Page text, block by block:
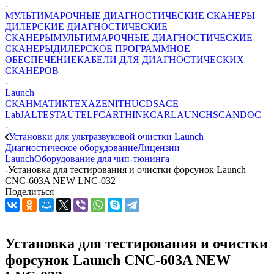
-
МУЛЬТИМАРОЧНЫЕ ДИАГНОСТИЧЕСКИЕ СКАНЕРЫ
ДИЛЕРСКИЕ ДИАГНОСТИЧЕСКИЕ
СКАНЕРЫМУЛЬТИМАРОЧНЫЕ ДИАГНОСТИЧЕСКИЕ
СКАНЕРЫДИЛЕРСКОЕ ПРОГРАММНОЕ
ОБЕСПЕЧЕНИЕКАБЕЛИ ДЛЯ ДИАГНОСТИЧЕСКИХ
СКАНЕРОВ
-
Launch
СКАНМАТИКTEXAZENITHUCDSACE
LabJALTESTAUTELFCARTHINKCARLAUNCHSCANDOC
-
Установки для ультразвуковой очистки Launch
Диагностическое оборудованиеЛицензии
LaunchОборудование для чип-тюнинга
-Установка для тестирования и очистки форсунок Launch
CNC-603A NEW LNC-032
Поделиться
Установка для тестирования и очистки
форсунок Launch CNC-603A NEW